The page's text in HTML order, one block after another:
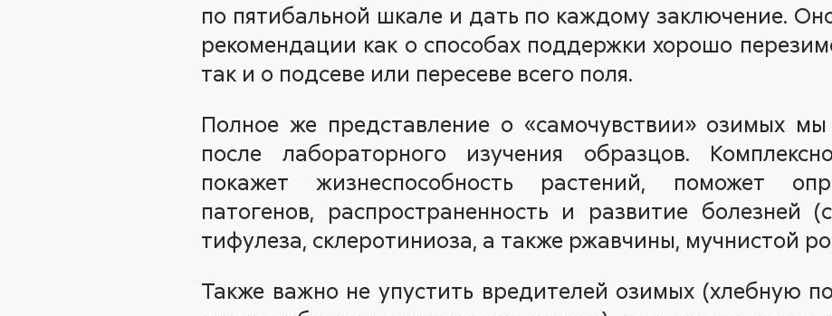
по пятибальной шкале и дать по каждому заключение.
рекомендации как о способах поддержки хорошо
так и о подсеве или пересеве всего поля.
Полное же представление о «самочувствии» озимых
после лабораторного изучения образцов.
покажет жизнеспособность растений, поможет
патогенов, распространенность и развитие болезней
тифулеза, склеротиниоза, а также ржавчины, мучнистой
Также важно не упустить вредителей озимых (хлебную